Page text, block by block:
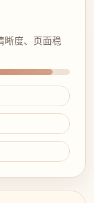
晰度、页面稳